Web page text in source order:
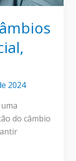
2024
do câmbio